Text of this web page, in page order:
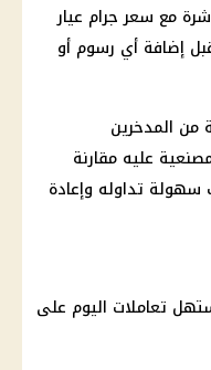
مع سعر جرام عيار
سعر 8 جرامات قبل إضافة أي رسوم أو
من المدخرين
عليه مقارنة
تداوله وإعادة
تعاملات اليوم على